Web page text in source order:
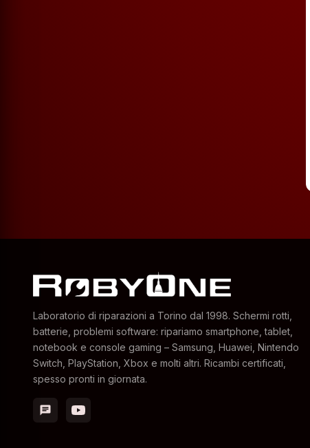
Laboratorio di riparazioni a Torino dal 1998. Schermi rotti,
batterie, problemi software: ripariamo smartphone, tablet,
notebook e console gaming – Samsung, Huawei, Nintendo
Switch, PlayStation, Xbox e molti altri. Ricambi certificati,
spesso pronti in giornata.
chat